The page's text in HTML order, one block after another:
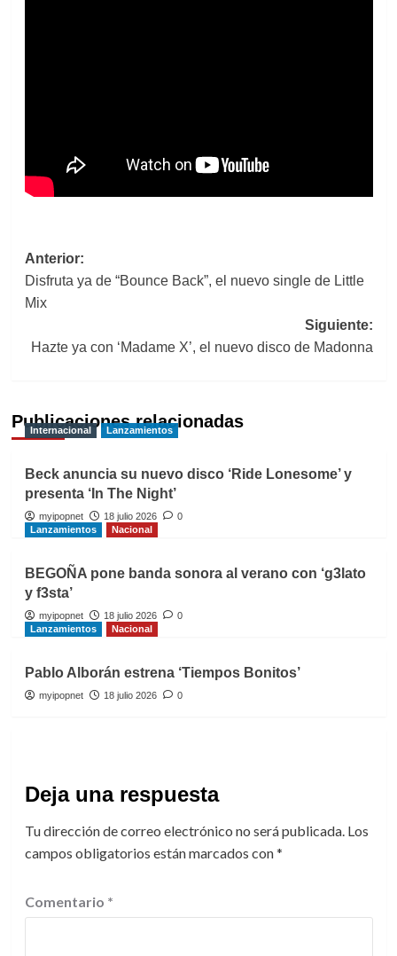
Navegación
de
Anterior:
Disfruta ya de “Bounce Back”, el nuevo single de Little
Mix
Siguiente:
Hazte ya con ‘Madame X’, el nuevo disco de Madonna
Publicaciones relacionadas
Internacional Lanzamientos
Beck anuncia su nuevo disco ‘Ride Lonesome’ y
presenta ‘In The Night’
myipopnet 18 julio 2026
0
Lanzamientos
Nacional
BEGOÑA pone banda sonora al verano con ‘g3lato
y f3sta’
myipopnet 18 julio 2026
0
Lanzamientos
Nacional
Pablo Alborán estrena ‘Tiempos Bonitos’
myipopnet 18 julio 2026 0
Deja una respuesta
Tu dirección de correo electrónico no será publicada. Los
campos obligatorios están marcados con*
Comentario *